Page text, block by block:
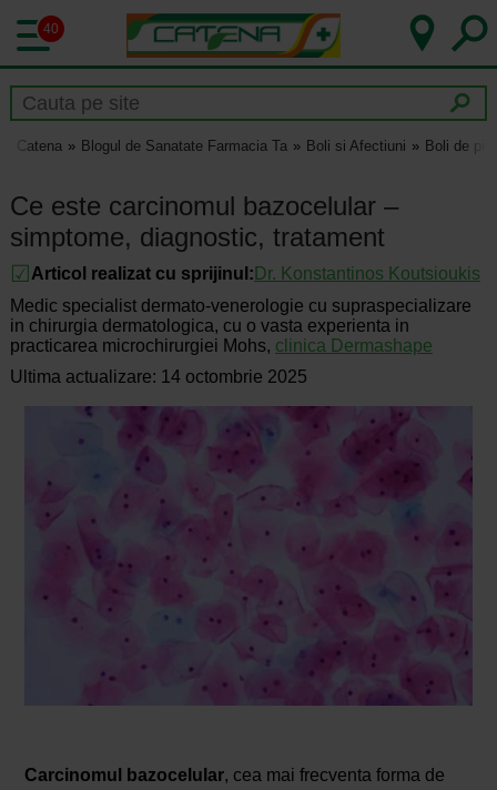
40
Catena Blogul de Sanatate Farmacia Ta Boli si Afectiuni Boli de
Ce este carcinomul bazocelular –
simptome, diagnostic, tratament
Articol realizat cu sprijinul: Dr. Konstantinos Koutsioukis
Medic specialist dermato-venerologie cu supraspecializare
in chirurgia dermatologica, cu o vasta experienta in
practicarea microchirurgiei Mohs, clinica Dermashape
Ultima actualizare: 14 octombrie 2025
Carcinomul bazocelular, cea mai frecventa forma de